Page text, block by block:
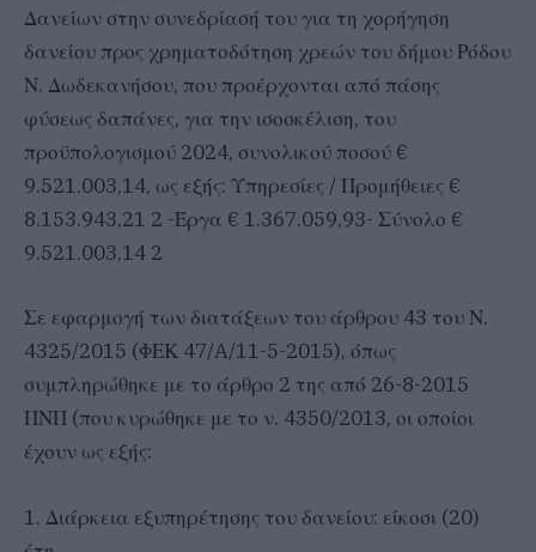
Δανείων στην συνεδρίασή του για τη χορήγηση
δανείου προς χρηματοδότηση χρεών του δήμου Ρόδου
Ν. Δωδεκανήσου, που προέρχονται από πάσης
φύσεως δαπάνες, για την ισοσκέλιση, του
προϋπολογισμού 2024, συνολικού ποσού €
9.521.003,14, ως εξής: Υπηρεσίες / Προμήθειες €
8.153.943,21 2 -Έργα € 1.367.059,93- Σύνολο €
9.521.003,14 2
Σε εφαρμογή των διατάξεων του άρθρου 43 του Ν.
4325/2015 (ΦΕΚ 47/A/11-5-2015), όπως
συμπληρώθηκε με το άρθρο 2 της από 26-8-2015
ΠΝΠ (που κυρώθηκε με το ν. 4350/2013, οι οποίοι
έχουν ως εξής:
1. Διάρκεια εξυπηρέτησης του δανείου: είκοσι (20)